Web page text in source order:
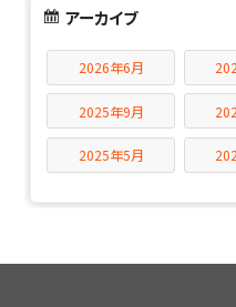
アーカイブ
2026年6月
2025年9月
2025年5月